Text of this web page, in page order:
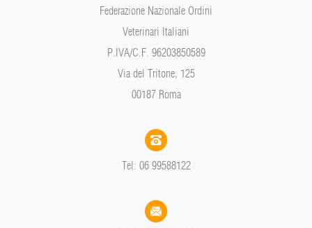
Federazione Nazionale Ordini
Veterinari Italiani
P.IVA/C.F. 96203850589
Via del Tritone, 125
00187 Roma
Tel: 06 99588122